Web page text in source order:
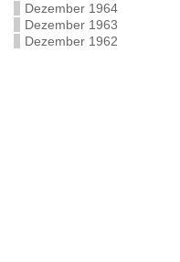
Dezember 1964
Dezember 1963
Dezember 1962